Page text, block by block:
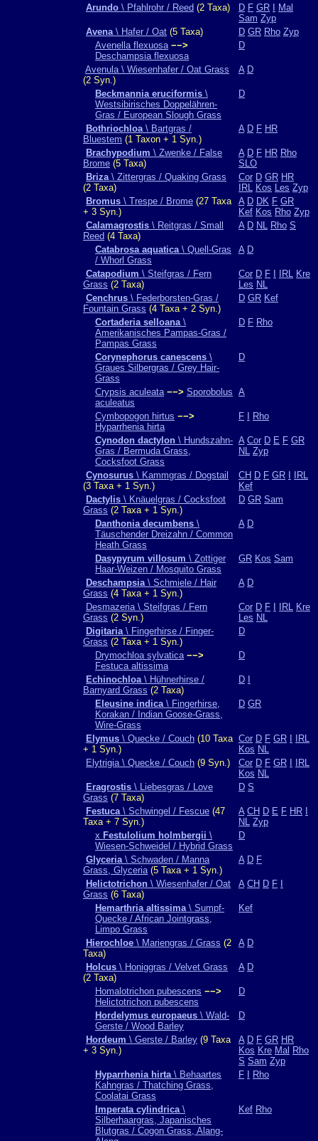
Arundo \ Pfahlrohr / Reed (2 Taxa) D F GR
Mal
Sam Zyp
Avena\ Hafer / Oat (5 Taxa) D GR Rho Zyp
Avenella flexuosa −−>
Deschampsia flexuosa
D
Avenula \ Wiesenhafer / Oat Grass
(2 Syn.)
A D
Beckmannia eruciformis \
Westsibirisches Doppelähren-
Gras / European Slough Grass
D
Bothriochloa\ Bartgras /
Bluestem (1 Taxon + 1 Syn.)
A D F HR
Brachypodium \ Zwenke / False
Brome (5 Taxa)
A D F HR Rho
SLO
Briza\ Zittergras / Quaking Grass
(2 Taxa)
Cor D GR HR
IRL Kos Les Zyp
Bromus \ Trespe / Brome (27 Taxa
+ 3 Syn.)
A D DK F GR
Kef Kos Rho Zyp
Calamagrostis \ Reitgras / Small
Reed (4 Taxa)
A D NL Rho S
Catabrosa aquatica\ Quell-Gras
/ Whorl Grass
A D
Catapodium \ Steifgras / Fern
Grass (2 Taxa)
Cor D F IRL Kre
Les NL
Cenchrus \ Federborsten-Gras /
Fountain Grass (4 Taxa + 2 Syn.)
D GR Kef
Cortaderia selloana\
Amerikanisches Pampas-Gras /
Pampas Grass
D F Rho
Corynephorus canescens \
Graues Silbergras / Grey Hair-
Grass
D
Crypsis aculeata −−> Sporobolus
aculeatus
A
Cymbopogon hirtus −−>
Hyparrhenia hirta
F Rho
Cynodon dactylon \ Hundszahn-
Gras / Bermuda Grass,
Cocksfoot Grass
A Cor D E F GR
NL Zyp
Cynosurus \ Kammgras / Dogstail
(3 Taxa + 1 Syn.)
CH D F GR
IRL
Kef
Dactylis \ Knäuelgras / Cocksfoot
Grass (2 Taxa + 1 Syn.)
D GR Sam
Danthonia decumbens \
Täuschender Dreizahn / Common
Heath Grass
A D
Dasypyrum villosum \ Zottiger
Haar-Weizen / Mosquito Grass
GR Kos Sam
Deschampsia\ Schmiele / Hair
Grass (4 Taxa + 1 Syn.)
A D
Desmazeria \ Steifgras / Fern
Grass (2 Syn.)
Cor D F IRL Kre
Les NL
Digitaria\ Fingerhirse / Finger-
Grass (2 Taxa + 1 Syn.)
D
Drymochloa sylvatica −−>
Festuca altissima
D
Echinochloa\ Hühnerhirse /
Barnyard Grass (2 Taxa)
D
Eleusine indica\ Fingerhirse,
Korakan / Indian Goose-Grass,
Wire-Grass
D GR
Elymus \ Quecke / Couch (10 Taxa
+ 1 Syn.)
Cor D F GR
IRL
Kos NL
Elytrigia \ Quecke / Couch (9 Syn.) Cor D F GR
IRL
Kos NL
Eragrostis \ Liebesgras / Love
Grass (7 Taxa)
D S
Festuca\ Schwingel / Fescue (47
Taxa + 7 Syn.)
A CH D E F HR
NL Zyp
x Festulolium holmbergii \
Wiesen-Schweidel / Hybrid Grass
D
Glyceria\ Schwaden / Manna
Grass, Glyceria(5 Taxa + 1 Syn.)
A D F
Helictotrichon \ Wiesenhafer / Oat
Grass (6 Taxa)
A CH D F
Hemarthria altissima\ Sumpf-
Quecke / African Jointgrass,
Limpo Grass
Kef
Hierochloe \ Mariengras / Grass (2
Taxa)
A D
Holcus \ Honiggras / Velvet Grass
(2 Taxa)
A D
Homalotrichon pubescens −−>
Helictotrichon pubescens
D
Hordelymus europaeus \ Wald-
Gerste / Wood Barley
D
Hordeum \ Gerste / Barley (9 Taxa
+ 3 Syn.)
A D F GR HR
Kos Kre Mal Rho
S Sam Zyp
Hyparrhenia hirta\ Behaartes
Kahngras / Thatching Grass,
Coolatai Grass
F Rho
Imperata cylindrica\
Silberhaargras, Japanisches
Blutgras / Cogon Grass, Alang-
Kef Rho